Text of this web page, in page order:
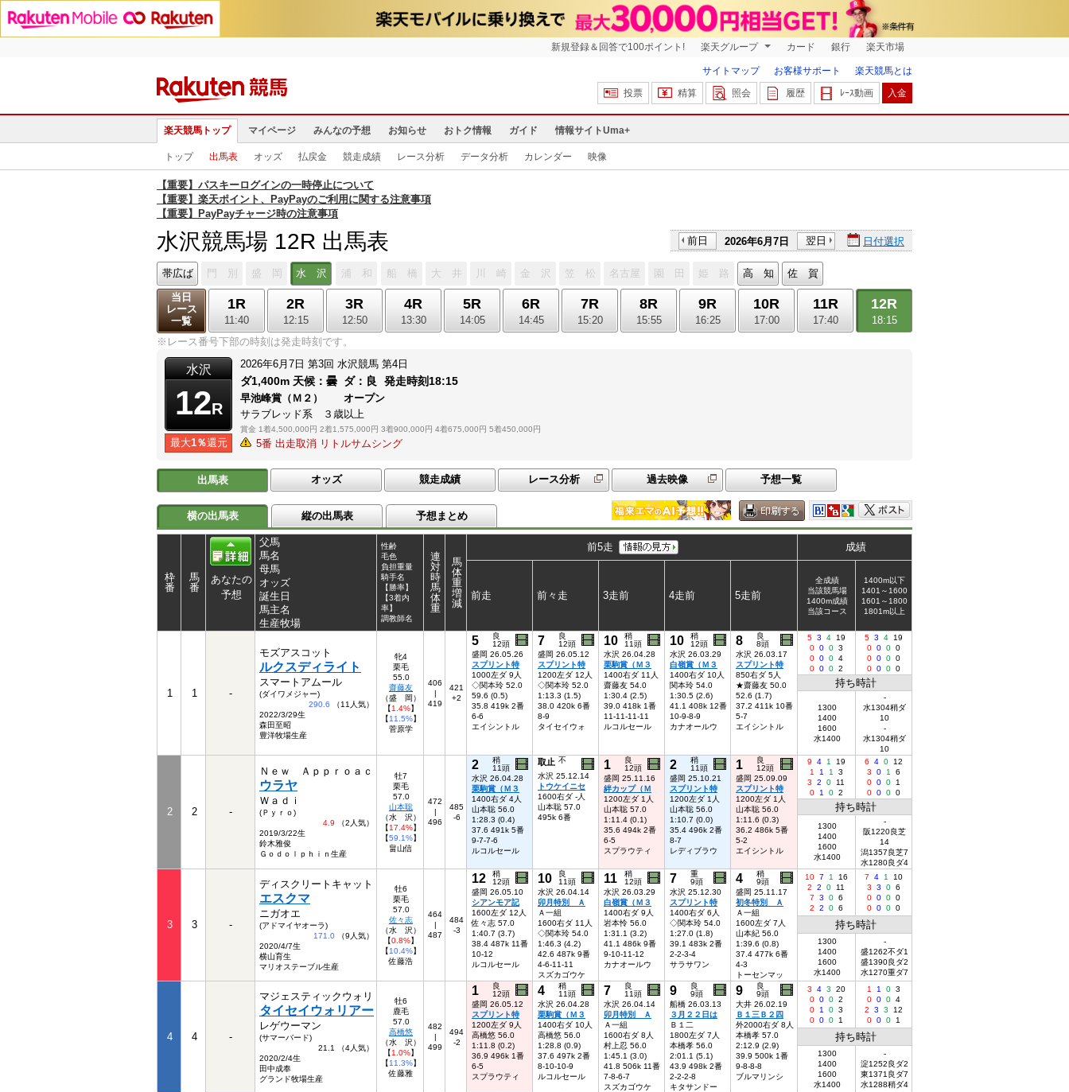
新規登録＆回答で100ポイント! 楽天グループ カード 銀行 楽天市場
サイトマップ お客様サポート
楽天競馬とは
投票
精算 照会 履歴 ﾚｰｽ動画 入金
楽天競馬トップ マイページ みんなの予想 お知らせ おトク情報 ガイド 情報サイトUma+
トップ 出馬表 オッズ 払戻金 競走成績 レース分析 データ分析 カレンダー 映像
【重要】パスキーログインの一時停止について
【重要】楽天ポイント、PayPayのご利用に関する注意事項
【重要】PayPayチャージ時の注意事項
水沢競馬場 12R 出馬表 前日 2026年6月7日 翌日 日付選択
帯広ば 門 別 盛 岡 水 沢 浦 和 船 橋 大 井 川 崎 金 沢 笠 松 名古屋 園 田 姫 路 高 知
佐 賀
当日
レース
一覧
1R
11:40
2R
12:15
3R
12:50
4R
13:30
5R
14:05
6R
14:45
7R
15:20
8R
15:55
9R
16:25
10R
17:00
11R
17:40
12R
18:15
※レース番号下部の時刻は発走時刻です。
水沢
12R
最大1％還元
2026年6月7日 第3回 水沢競馬 第4日
ダ1,400m 天候： 曇 ダ： 良 発走時刻18:15
早池峰賞（Ｍ２） オープン
サラブレッド系 ３歳以上
賞金 1着4,500,000円 2着1,575,000円 3着900,000円 4着675,000円 5着450,000円
5番 出走取消 リトルサムシング
出馬表 オッズ 競走成績 レース分析 過去映像 予想一覧
横の出馬表 縦の出馬表 予想まとめ
枠
番
馬
番
あなたの
予想
父馬
馬名
母馬
オッズ
誕生日
馬主名
生産牧場
性齢
毛色
負担重量
騎手名
【勝率】
【3着内
率】
調教師名
連
対
時
馬
体
重
馬
体
重
増
減
前5走 成績
前走 前々走 3走前 4走前 5走前
全成績
当該競馬場
1400m成績
当該コース
1400m以下
1401～1600
1601～1800
1801m以上
1 1 -
モズアスコット
ルクスディライト
スマートアムール
(ダイワメジャー)
290.6 （11人気）
2022/3/29生
森田至昭
豊洋牧場生産
牝4
栗毛
55.0
齋藤友
（盛 岡）
【1.4%】
【11.5%】
菅原学
406
|
419
421
+2
5
良
12頭
盛岡 26.05.26
スプリント特
1000左ダ 9人
◇関本玲 52.0
59.6 (0.5)
35.8 419k 2番
6-6
エイシントル
7
良
12頭
盛岡 26.05.12
スプリント特
1200左ダ 12人
◇関本玲 52.0
1:13.3 (1.5)
38.0 420k 6番
8-9
タイセイウォ
10
稍
11頭
水沢 26.04.28
栗駒賞（Ｍ３
1400右ダ 11人
齋藤友 54.0
1:30.4 (2.5)
39.0 418k 1番
11-11-11-11
ルコルセール
10
稍
12頭
水沢 26.03.29
白嶺賞（Ｍ３
1400右ダ 10人
関本玲 54.0
1:30.5 (2.6)
41.1 408k 12番
10-9-8-9
カナオールウ
8
良
8頭
水沢 26.03.17
スプリント特
850右ダ 5人
★齋藤友 50.0
52.6 (1.7)
37.2 411k 10番
5-7
エイシントル
5 3 4
19
0 0 0 3
0 0 0 4
0 0 0 2
5 3 4
19
0 0 0 0
0 0 0 0
0 0 0 0
持ち時計
1300
1400
1600
水1400
-
水1304稍ダ
10
-
水1304稍ダ
10
2 2 -
Ｎｅｗ Ａｐｐｒｏａｃ
ウラヤ
Ｗａｄｉ
(Ｐｙｒｏ)
4.9 （2人気）
2019/3/22生
鈴木雅俊
Ｇｏｄｏｌｐｈｉｎ生産
牡7
栗毛
57.0
山本聡
（水 沢）
【17.4%】
【59.1%】
畠山信
472
|
496
485
-6
2
稍
11頭
水沢 26.04.28
栗駒賞（Ｍ３
1400右ダ 4人
山本聡 56.0
1:28.3 (0.4)
37.6 491k 5番
9-7-7-6
ルコルセール
取止 不
水沢 25.12.14
トウケイニセ
1600右ダ -人
山本聡 57.0
495k 6番
1
良
12頭
盛岡 25.11.16
絆カップ（Ｍ
1200左ダ 1人
山本聡 57.0
1:11.4 (0.1)
35.6 494k 2番
6-5
スプラウティ
2
稍
11頭
盛岡 25.10.21
スプリント特
1200左ダ 1人
山本聡 56.0
1:10.7 (0.0)
35.4 496k 2番
8-7
レディブラウ
1
良
12頭
盛岡 25.09.09
スプリント特
1200左ダ 1人
山本聡 56.0
1:11.6 (0.3)
36.2 486k 5番
5-2
エイシントル
9 4 1
19
1
1 1
3
3
2 0
11
0
1 0 2
6 4 0
12
3
0 1
6
0 0 0
1
0 0 0 0
持ち時計
1300
1400
1600
水1400
-
阪1220良芝
14
潟1357良芝7
水1280良ダ4
3 3 -
ディスクリートキャット
エスクマ
ニガオエ
(アドマイヤオーラ)
171.0 （9人気）
2020/4/7生
横山育生
マリオステーブル生産
牡6
栗毛
57.0
佐々志
（水 沢）
【0.8%】
【10.4%】
佐藤浩
464
|
487
484
-3
12
稍
12頭
盛岡 26.05.10
シアンモア記
1600左ダ 12人
佐々志 57.0
1:40.7 (3.7)
38.4 487k 11番
10-12
ルコルセール
10
良
11頭
水沢 26.04.14
卯月特別 Ａ
Ａ一組
1600右ダ 11人
◇関本玲 54.0
1:46.3 (4.2)
42.6 487k 9番
4-6-11-11
スズカゴウケ
11
稍
12頭
水沢 26.03.29
白嶺賞（Ｍ３
1400右ダ 9人
岩本怜 56.0
1:31.1 (3.2)
41.1 486k 9番
9-10-11-12
カナオールウ
7
重
9頭
水沢 25.12.30
スプリント特
1400右ダ 6人
◇関本玲 54.0
1:27.0 (1.8)
39.1 483k 2番
2-2-3-4
サラサワン
4
稍
9頭
盛岡 25.11.17
初冬特別 Ａ
Ａ一組
1600左ダ 7人
山本紀 56.0
1:39.6 (0.8)
37.4 477k 6番
4-3
トーセンマッ
10 7 1
16
2
2 0
11
7
3 0 6
2
2 0 6
7 4 1
10
3
3 0 6
0 0 0 0
0 0 0 0
持ち時計
1300
1400
1600
水1400
-
盛1262不ダ1
盛1390良ダ2
水1270重ダ7
4 4 -
マジェスティックウォリ
タイセイウォリアー
レゲウーマン
(サマーバード)
21.1 （4人気）
2020/2/4生
田中成奉
グランド牧場生産
牡6
鹿毛
57.0
高橋悠
（水 沢）
【1.0%】
【11.3%】
佐藤雅
482
|
499
494
-2
1
良
12頭
盛岡 26.05.12
スプリント特
1200左ダ 9人
高橋悠 56.0
1:11.8 (0.2)
36.9 496k 1番
6-5
スプラウティ
4
稍
11頭
水沢 26.04.28
栗駒賞（Ｍ３
1400右ダ 10人
高橋悠 56.0
1:28.8 (0.9)
37.6 497k 2番
8-10-10-9
ルコルセール
7
良
11頭
水沢 26.04.14
卯月特別 Ａ
Ａ一組
1600右ダ 8人
村上忍 56.0
1:45.1 (3.0)
41.8 506k 11番
7-8-6-7
スズカゴウケ
9
良
9頭
船橋 26.03.13
３月２２日は
Ｂ１二
1800左ダ 7人
本橋孝 56.0
2:01.1 (5.1)
43.9 498k 2番
2-2-2-8
キタサンドー
9
良
9頭
大井 26.02.19
Ｂ１三Ｂ２四
外2000右ダ 8人
本橋孝 57.0
2:12.9 (2.9)
39.9 500k 1番
9-8-8-8
ブルマリンシ
3 4 3
20
0 0 0 2
0
1 0 3
0 0 0 1
1 1 0 3
0 0 0 4
2
3 3
12
0 0 0 1
持ち時計
1300
1400
1600
水1400
-
淀1252良ダ2
東1371良ダ7
水1288稍ダ4